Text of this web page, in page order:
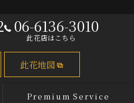
06-6136-3010
此花店はこちら
此花地図
Premium Service